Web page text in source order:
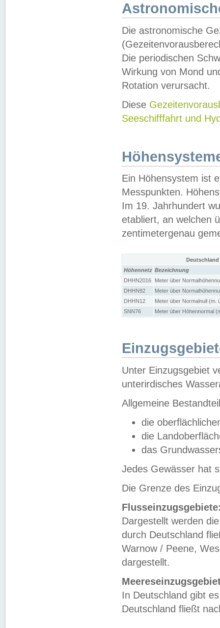
Die astronomische
Die periodischen
Wirkung von Mond
Rotation verursacht.
Diese
Seeschifffahrt und
Ein Höhensystem ist
Messpunkten.
Im 19. Jahrhundert
etabliert, an welchen
zentimetergenau
Höhennetz Bezeichnung
DHHN2016
Meter über
DHHN92
Meter über
DHHN12
Meter über Normalnull (m.
SNN76
Meter über Höhennormal
Unter Einzugsgebiet
unterirdisches
Allgemeine
die
die
das
Jedes Gewässer hat
Die Grenze des
Dargestellt werden
durch Deutschland
Warnow / Peene,
dargestellt.
In Deutschland gibt
Deutschland fließt